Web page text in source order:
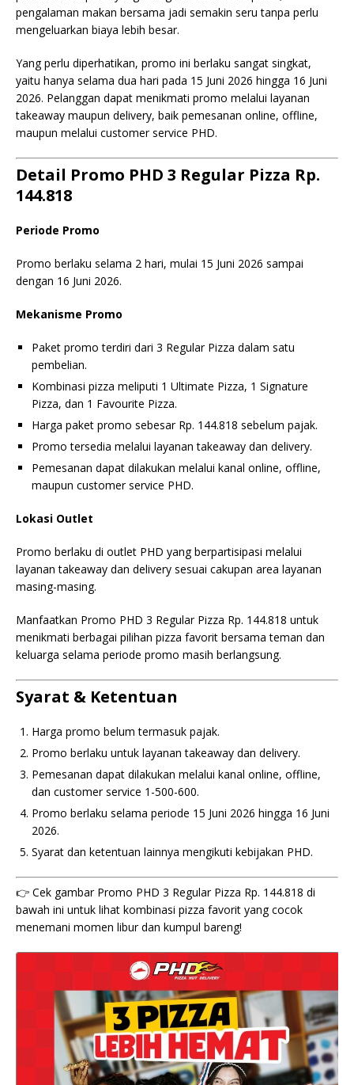
pengalaman makan bersama jadi semakin seru tanpa perlu
mengeluarkan biaya lebih besar.
Yang perlu diperhatikan, promo ini berlaku sangat singkat,
yaitu hanya selama dua hari pada 15 Juni 2026 hingga 16 Juni
2026. Pelanggan dapat menikmati promo melalui layanan
takeaway maupun delivery, baik pemesanan online, offline,
maupun melalui customer service PHD.
Detail Promo PHD 3 Regular Pizza Rp.
144.818
Periode Promo
Promo berlaku selama 2 hari, mulai 15 Juni 2026 sampai
dengan 16 Juni 2026.
Mekanisme Promo
Paket promo terdiri dari 3 Regular Pizza dalam satu
pembelian.
Kombinasi pizza meliputi 1 Ultimate Pizza, 1 Signature
Pizza, dan 1 Favourite Pizza.
Harga paket promo sebesar Rp. 144.818 sebelum pajak.
Promo tersedia melalui layanan takeaway dan delivery.
Pemesanan dapat dilakukan melalui kanal online, offline,
maupun customer service PHD.
Lokasi Outlet
Promo berlaku di outlet PHD yang berpartisipasi melalui
layanan takeaway dan delivery sesuai cakupan area layanan
masing-masing.
Manfaatkan Promo PHD 3 Regular Pizza Rp. 144.818 untuk
menikmati berbagai pilihan pizza favorit bersama teman dan
keluarga selama periode promo masih berlangsung.
Syarat & Ketentuan
Harga promo belum termasuk pajak.
Promo berlaku untuk layanan takeaway dan delivery.
Pemesanan dapat dilakukan melalui kanal online, offline,
dan customer service 1-500-600.
Promo berlaku selama periode 15 Juni 2026 hingga 16 Juni
2026.
Syarat dan ketentuan lainnya mengikuti kebijakan PHD.
👉 Cek gambar Promo PHD 3 Regular Pizza Rp. 144.818 di
bawah ini untuk lihat kombinasi pizza favorit yang cocok
menemani momen libur dan kumpul bareng!